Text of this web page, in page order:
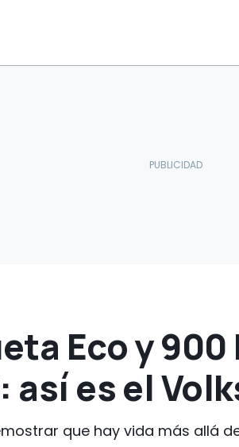
Eco y
así es el
que hay vida más allá